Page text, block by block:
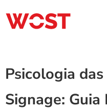
Psicologia
Signage: